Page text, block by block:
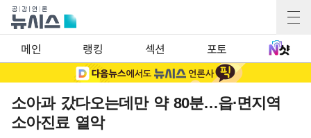
메인 랭킹 섹션 포토
소아과 갔다오는데만 약 80분…읍·면지역
소아진료 열악